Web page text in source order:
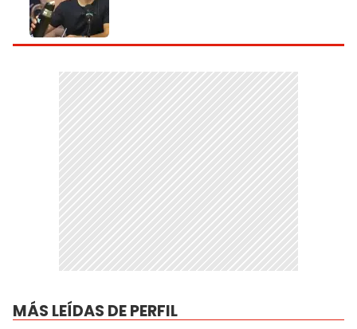
MÁS LEÍDAS DE PERFIL